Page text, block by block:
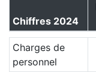
Chiffres 2024
Charges de
personnel